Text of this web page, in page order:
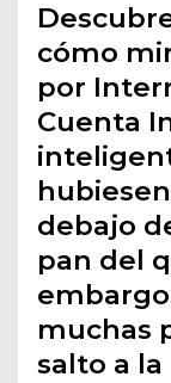
cómo
por
Cuenta
debajo
pan del
muchas
salto a la